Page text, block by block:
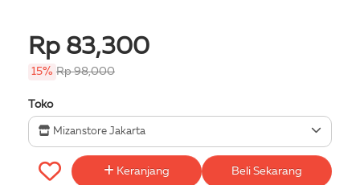
Rp 83,300
15% Rp 98,000
Toko
Mizanstore Jakarta
Keranjang Beli Sekarang